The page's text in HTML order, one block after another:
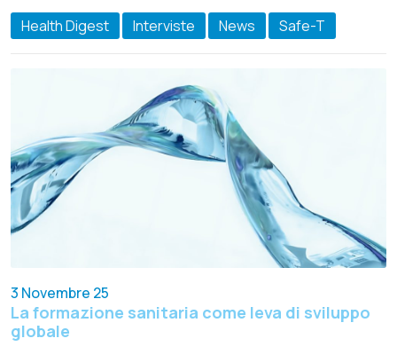
Health Digest Interviste News Safe-T
3 Novembre 25
La formazione sanitaria come leva di sviluppo
globale